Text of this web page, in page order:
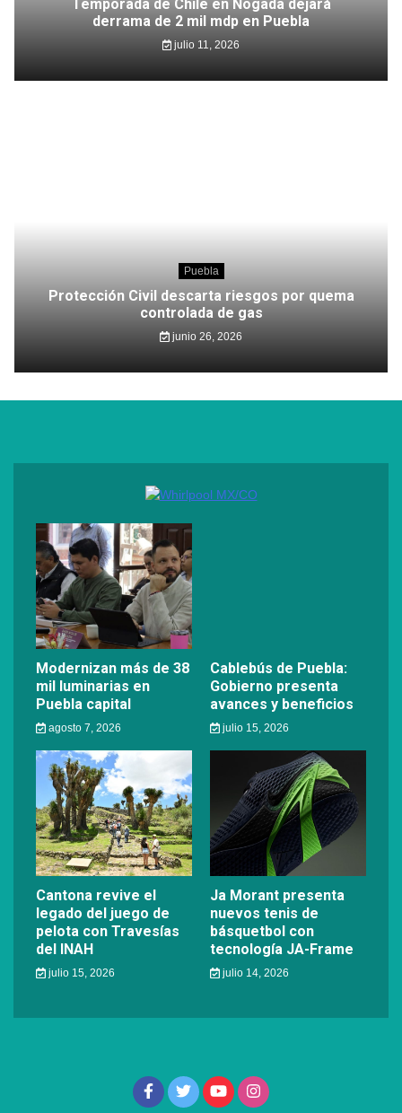
Temporada de Chile en Nogada dejará
derrama de 2 mil mdp en Puebla
julio 11, 2026
Puebla
Protección Civil descarta riesgos por quema
controlada de gas
junio 26, 2026
Modernizan más de 38
mil luminarias en
Puebla capital
agosto 7, 2026
Cablebús de Puebla:
Gobierno presenta
avances y beneficios
julio 15, 2026
Cantona revive el
legado del juego de
pelota con Travesías
del INAH
julio 15, 2026
Ja Morant presenta
nuevos tenis de
básquetbol con
tecnología JA-Frame
julio 14, 2026